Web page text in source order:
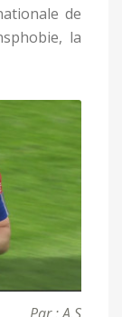
de
la
Par : A.S